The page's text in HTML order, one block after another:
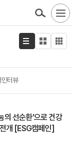
인터뷰
의 선순환’으로 건강
개 [ESG캠페인]